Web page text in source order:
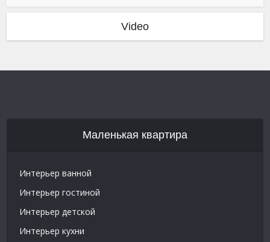
Video
Маленькая квартира
Интерьер ванной
Интерьер гостиной
Интерьер детской
Интерьер кухни